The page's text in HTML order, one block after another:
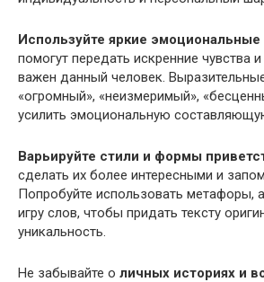
Используйте яркие эмоциональные
помогут передать искренние чувства
важен данный человек.
«огромный», «неизмеримый»,
усилить эмоциональную
Варьируйте стили и формы
сделать их более интересными и
Попробуйте использовать метафоры,
игру слов, чтобы придать тексту
уникальность.
Не забывайте о личных историях и